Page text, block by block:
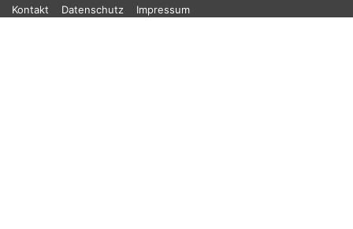
Kontakt Datenschutz Impressum